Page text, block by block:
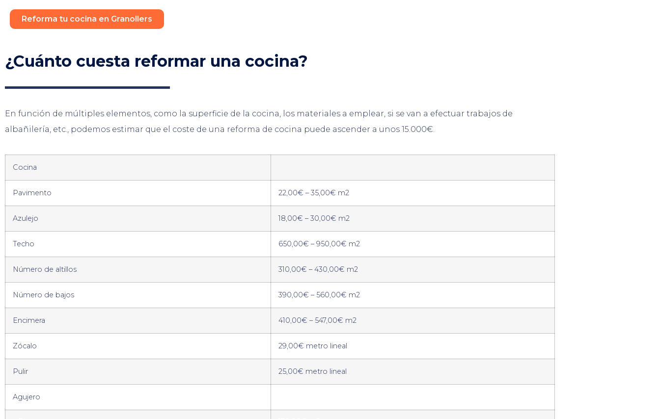
Reforma tu cocina en Granollers
¿Cuánto cuesta reformar una cocina?
En función de múltiples elementos, como la superficie de la cocina, los materiales a emplear, si se van a efectuar trabajos de
albañilería, etc., podemos estimar que el coste de una reforma de cocina puede ascender a unos 15.000€.
Cocina
Pavimento 22,00€ – 35,00€ m2
Azulejo 18,00€ – 30,00€ m2
Techo 650,00€ – 950,00€ m2
Número de altillos 310,00€ – 430,00€ m2
Número de bajos 390,00€ – 560,00€ m2
Encimera 410,00€ – 547,00€ m2
Zócalo 29,00€ metro lineal
Pulir 25,00€ metro lineal
Agujero